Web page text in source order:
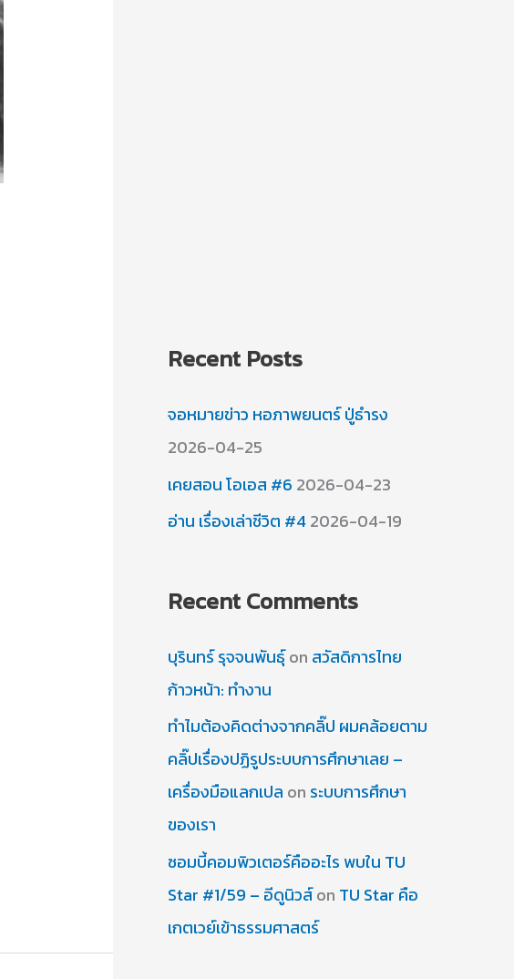
Recent Posts
จอหมายข่าว หอภาพยนตร์ ปู่ธำรง
2026-04-25
เคยสอน โอเอส #6 2026-04-23
อ่าน เรื่องเล่าชีวิต #42026-04-19
Recent Comments
บุรินทร์ รุจจนพันธุ์on สวัสดิการไทย
ก้าวหน้า: ทำงาน
ทำไมต้องคิดต่างจากคลิ๊ป ผมคล้อยตาม
คลิ๊ปเรื่องปฏิรูประบบการศึกษาเลย –
เครื่องมือแลกเปล on ระบบการศึกษา
ของเรา
ซอมบี้คอมพิวเตอร์คืออะไร พบใน TU
Star #1/59 – อีดูนิวส์on TU Star คือ
เกตเวย์เข้าธรรมศาสตร์